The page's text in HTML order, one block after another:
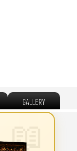
GALLERY